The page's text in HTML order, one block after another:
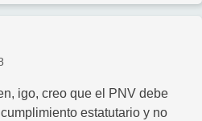
igo, creo que el PNV debe
estatutario y no